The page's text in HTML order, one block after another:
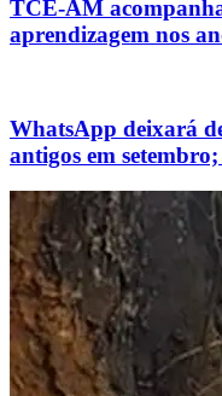
TCE-AM
aprendizagem nos
WhatsApp deixará
antigos em